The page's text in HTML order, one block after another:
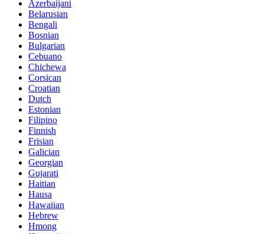
Azerbaijani
Belarusian
Bengali
Bosnian
Bulgarian
Cebuano
Chichewa
Corsican
Croatian
Dutch
Estonian
Filipino
Finnish
Frisian
Galician
Georgian
Gujarati
Haitian
Hausa
Hawaiian
Hebrew
Hmong